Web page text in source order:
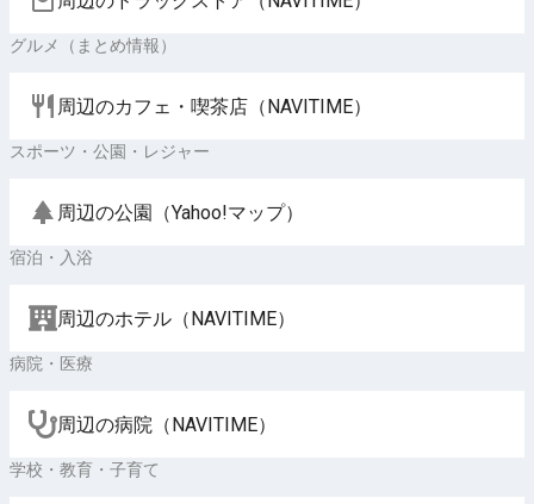
グルメ（まとめ情報）
周辺のカフェ・喫茶店（NAVITIME）
スポーツ・公園・レジャー
周辺の公園（Yahoo!マップ）
宿泊・入浴
周辺のホテル（NAVITIME）
病院・医療
周辺の病院（NAVITIME）
学校・教育・子育て